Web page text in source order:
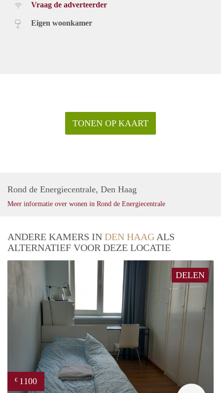
Vraag de adverteerder
Eigen woonkamer
TONEN OP KAART
Rond de Energiecentrale, Den Haag
Meer informatie over wonen in Rond de Energiecentrale
ANDERE KAMERS IN DEN HAAG ALS
ALTERNATIEF VOOR DEZE LOCATIE
DELEN
€ 1100